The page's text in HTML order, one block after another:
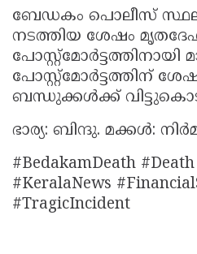
ബേഡകം പൊലീസ്
നടത്തിയ ശേഷം
പോസ്റ്റ്മോർട്ടത്തിനായി
പോസ്റ്റ്മോർട്ടത്തിന്
ബന്ധുക്കൾക്ക്
ഭാര്യ: ബിന്ദു. മക്കൾ:
#BedakamDeath
#KeralaNews
#TragicIncident